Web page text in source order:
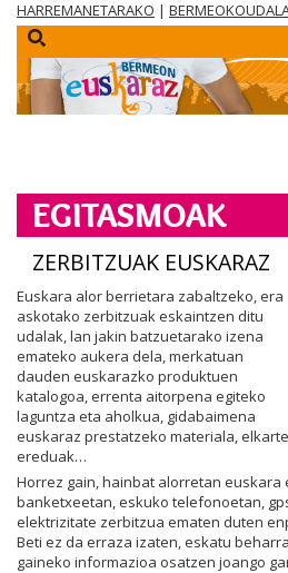
HARREMANETARAKO |
EGITASMOAK
ZERBITZUAK EUSKARAZ
Euskara alor berrietara zabaltzeko, era
askotako zerbitzuak eskaintzen ditu
udalak, lan jakin batzuetarako izena
emateko aukera dela, merkatuan
dauden euskarazko produktuen
katalogoa, errenta aitorpena egiteko
laguntza eta aholkua, gidabaimena
euskaraz prestatzeko materiala,
ereduak…
Horrez gain, hainbat alorretan euskara
banketxeetan, eskuko telefonoetan,
elektrizitate zerbitzua ematen duten
Beti ez da erraza izaten, eskatu
gaineko informazioa osatzen joango